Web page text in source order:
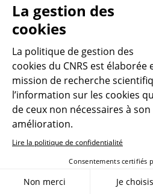
Créer un compte
La gestion des
cookies
La politique de gestion des
cookies du CNRS est élaborée
mission de recherche
l’information sur les cookies
de ceux non nécessaires à
amélioration.
Lire la politique de confidentialité
Consentements certifiés
Non merci Je choisis